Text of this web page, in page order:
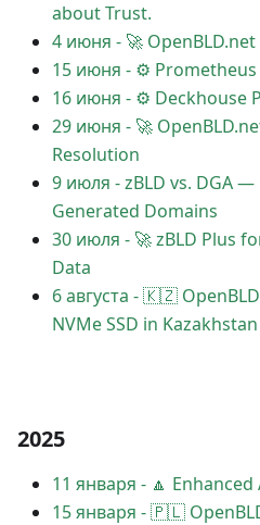
about Trust.
4 июня - 🚀
15 июня - ⚙️ Prometheus
16 июня - ⚙️ Deckhouse
29 июня - 🚀
Resolution
9 июля -zBLD vs. DGA
Generated Domains
30 июля - 🚀 zBLD Plus
Data
6 августа -🇰🇿 OpenBLD
NVMe SSD in Kazakhstan
2025
11 января - 🔼
15 января -🇵🇱